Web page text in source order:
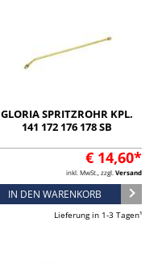
GLORIA SPRITZROHR KPL.
141 172 176 178 SB
€ 14,60*
inkl. MwSt., zzgl. Versand
IN DEN WARENKORB
Lieferung in 1-3 Tagen¹